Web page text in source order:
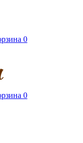
0
0